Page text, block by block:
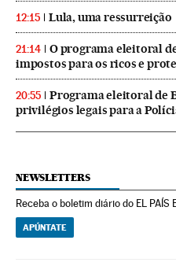
12:15 Lula, uma ressurreição
21:14
O programa eleitoral
impostos para os ricos e
20:55
Programa eleitoral de
privilégios legais para a
NEWSLETTERS
Receba o boletim diário do EL PAÍS
APÚNTATE